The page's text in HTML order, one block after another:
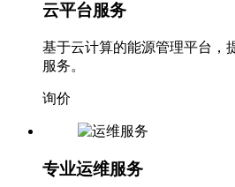
云平台服务
基于云计算的能源管理平台，
服务。
询价
专业运维服务